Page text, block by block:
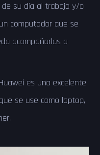
su día al trabajo y/o
computador que se
acompañarlas a
es una excelente
se use como laptop,